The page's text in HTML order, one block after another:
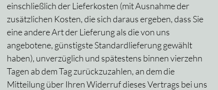
einschließlich der Lieferkosten (mit Ausnahme der
zusätzlichen Kosten, die sich daraus ergeben, dass Sie
eine andere Art der Lieferung als die von uns
angebotene, günstigste Standardlieferung gewählt
haben), unverzüglich und spätestens binnen vierzehn
Tagen ab dem Tag zurückzuzahlen, an dem die
Mitteilung über Ihren Widerruf dieses Vertrags bei uns